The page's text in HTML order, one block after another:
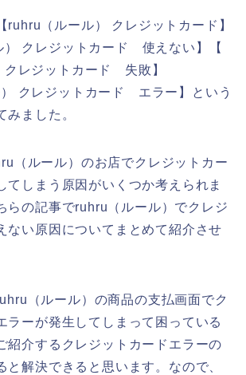
ruhru（ルール） クレジットカード】
） クレジットカード 使えない】【
クレジットカード 失敗】
） クレジットカード エラー】という
みました。
（ルール）のお店でクレジットカー
てしまう原因がいくつか考えられま
らの記事でruhru（ルール）でクレジ
ない原因についてまとめて紹介させ
（ルール）の商品の支払画面でク
ラーが発生してしまって困っている
紹介するクレジットカードエラーの
と解決できると思います。なので、